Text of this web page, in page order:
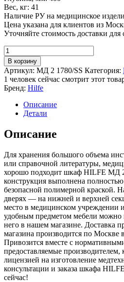
Вес, кг: 41
Наличие РУ на медицинское
Цена указана для клиентов из
Уточняйте стоимость доставки для
Количество
товара
Медицинский
шкаф
HILFE
МД
1780/SS
В корзину
Артикул: МД 2 1780/SS Категория:
1 человек сейчас смотрит этот
Бренд: Hilfe
Описание
Детали
Описание
Для хранения большого объема
или справочной литературы,
хорошо подходит шкаф HILFE МД
конструкция выполнена
безопасной полимерной краской.
дверях — на нижней и верхней
место в медицинском учреждении
удобным предметом мебели можно
него в нашем магазине. Доставка
магазина производится по Москве
Привозится вместе с
предоставляемые производителем,
лицензией на изготовление
консультации и заказа шкафа
сейчас!